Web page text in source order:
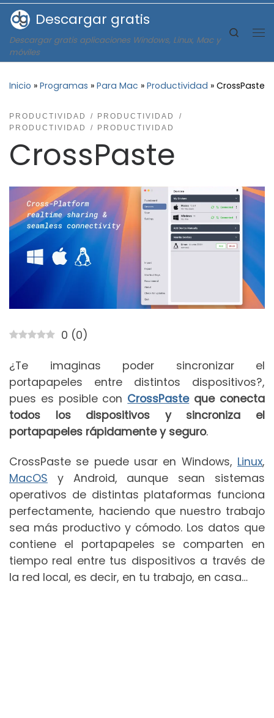
Saltar al contenido
Descargar gratis
Descargar gratis aplicaciones Windows, Linux, Mac y
móviles
Search
Inicio » Programas » Para Mac » Productividad » CrossPaste
PRODUCTIVIDAD
PRODUCTIVIDAD
PRODUCTIVIDAD
PRODUCTIVIDAD
CrossPaste
0 (0)
¿Te imaginas poder sincronizar el
portapapeles entre distintos dispositivos?,
pues es posible con CrossPasteque conecta
todos los dispositivos y sincroniza el
portapapeles rápidamente y seguro.
CrossPaste se puede usar en Windows, Linux,
MacOS y Android, aunque sean sistemas
operativos de distintas plataformas funciona
perfectamente, haciendo que nuestro trabajo
sea más productivo y cómodo. Los datos que
contiene el portapapeles se comparten en
tiempo real entre tus dispositivos a través de
la red local, es decir, en tu trabajo, en casa…